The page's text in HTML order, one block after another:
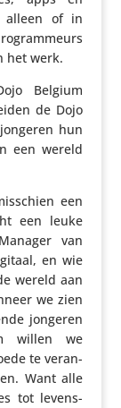
alleen of in
het werk.
Belgium
de Dojo
hun
een wereld
een
een leuke
van
en wie
wereld aan
we zien
jongeren
willen we
te veran­
Want alle
tot levens­